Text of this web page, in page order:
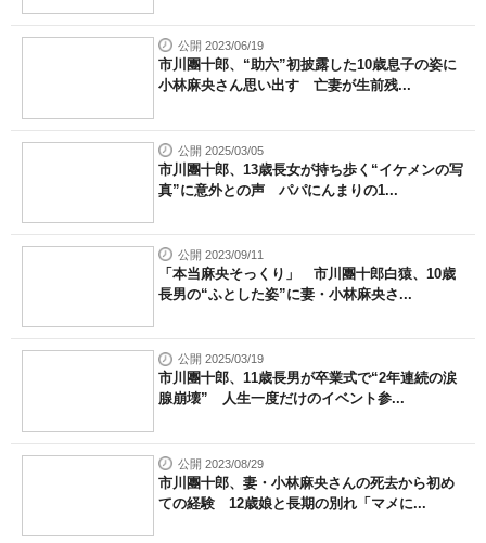
公開 2023/06/19
市川團十郎、“助六”初披露した10歳息子の姿に
小林麻央さん思い出す 亡妻が生前残...
公開 2025/03/05
市川團十郎、13歳長女が持ち歩く“イケメンの写
真”に意外との声 パパにんまりの1...
公開 2023/09/11
「本当麻央そっくり」 市川團十郎白猿、10歳
長男の“ふとした姿”に妻・小林麻央さ...
公開 2025/03/19
市川團十郎、11歳長男が卒業式で“2年連続の涙
腺崩壊” 人生一度だけのイベント参...
公開 2023/08/29
市川團十郎、妻・小林麻央さんの死去から初め
ての経験 12歳娘と長期の別れ「マメに...